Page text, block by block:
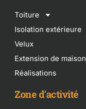
Toiture
Isolation extérieure
Velux
Extension de maison
Réalisations
Zone d'activité